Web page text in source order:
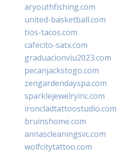
aryouthfishing.com
united-basketball.com
tios-tacos.com
cafecito-satx.com
graduacionviu2023.com
pecanjackstogo.com
zengardendayspa.com
sparklejewelryinc.com
ironcladtattoostudio.com
bruinshome.com
annascleaningsvc.com
wolfcitytattoo.com